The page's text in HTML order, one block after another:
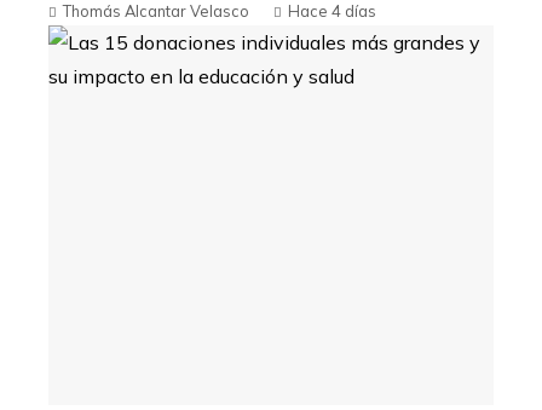
Thomás Alcantar Velasco Hace 4 días